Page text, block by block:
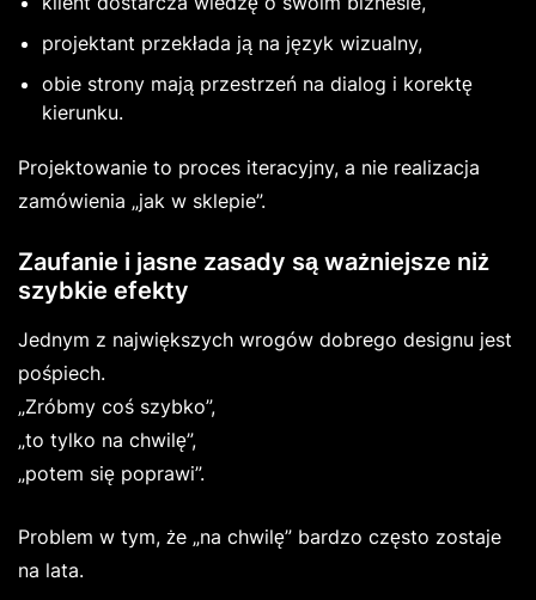
projektant przekłada ją na język wizualny,
obie strony mają przestrzeń na dialog i korektę
kierunku.
Projektowanie to proces iteracyjny, a nie realizacja
zamówienia „jak w sklepie”.
Zaufanie i jasne zasady są ważniejsze niż
szybkie efekty
Jednym z największych wrogów dobrego designu jest
pośpiech.
„Zróbmy coś szybko”,
„to tylko na chwilę”,
„potem się poprawi”.
Problem w tym, że „na chwilę” bardzo często zostaje
na lata.